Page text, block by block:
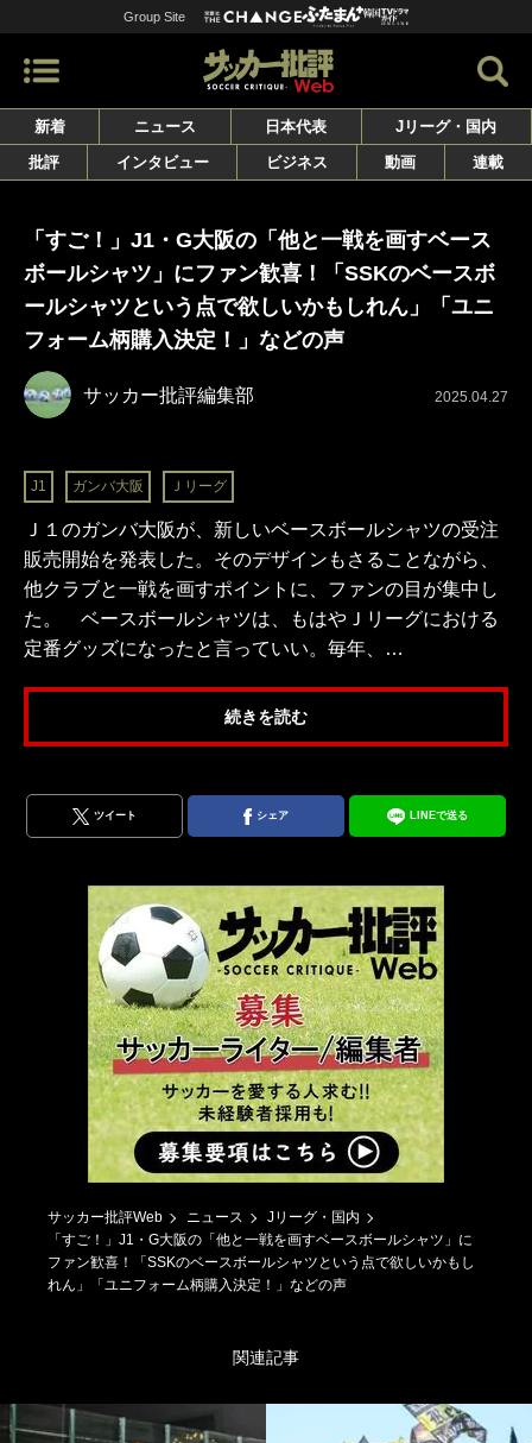
Group Site
新着 ニュース 日本代表
Jリーグ・国内
批評
インタビュー ビジネス 動画 連載
「すご！」J1・G大阪の「他と一戦を画すベース
ボールシャツ」にファン歓喜！「SSKのベースボ
ールシャツという点で欲しいかもしれん」「ユニ
フォーム柄購入決定！」などの声
サッカー批評編集部 2025.04.27
J1 ガンバ大阪 Ｊリーグ
Ｊ１のガンバ大阪が、新しいベースボールシャツの受注
販売開始を発表した。そのデザインもさることながら、
他クラブと一戦を画すポイントに、ファンの目が集中し
た。 ベースボールシャツは、もはやＪリーグにおける
定番グッズになったと言っていい。毎年、…
続きを読む
ツイート シェア LINEで送る
サッカー批評Web ニュース
Jリーグ・国内
「すご！」J1・G大阪の「他と一戦を画すベースボールシャツ」に
ファン歓喜！「SSKのベースボールシャツという点で欲しいかもし
れん」「ユニフォーム柄購入決定！」などの声
関連記事